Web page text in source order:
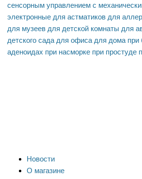
сенсорным управлением с
электронные для астматиков для
для музеев для детской комнаты для
детского сада для офиса для дома при
аденоидах при насморке при простуде
Новости
О магазине